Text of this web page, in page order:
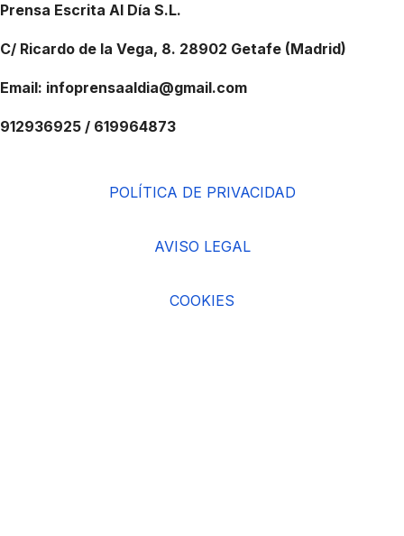
Prensa Escrita Al Día S.L.
C/ Ricardo de la Vega, 8. 28902 Getafe (Madrid)
Email: infoprensaaldia@gmail.com
912936925 / 619964873
POLÍTICA DE PRIVACIDAD
AVISO LEGAL
COOKIES